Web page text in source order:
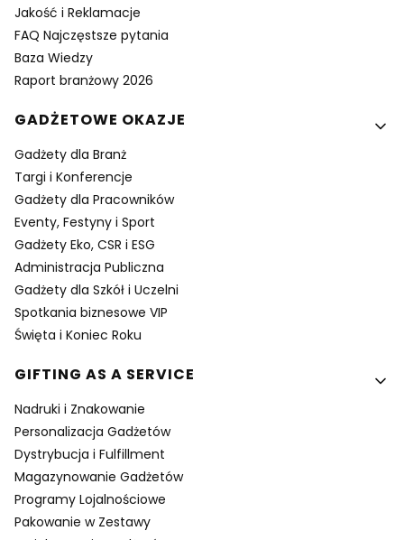
Jakość i Reklamacje
FAQ Najczęstsze pytania
Baza Wiedzy
Raport branżowy 2026
GADŻETOWE OKAZJE
Gadżety dla Branż
Targi i Konferencje
Gadżety dla Pracowników
Eventy, Festyny i Sport
Gadżety Eko, CSR i ESG
Administracja Publiczna
Gadżety dla Szkół i Uczelni
Spotkania biznesowe VIP
Święta i Koniec Roku
GIFTING AS A SERVICE
Nadruki i Znakowanie
Personalizacja Gadżetów
Dystrybucja i Fulfillment
Magazynowanie Gadżetów
Programy Lojalnościowe
Pakowanie w Zestawy